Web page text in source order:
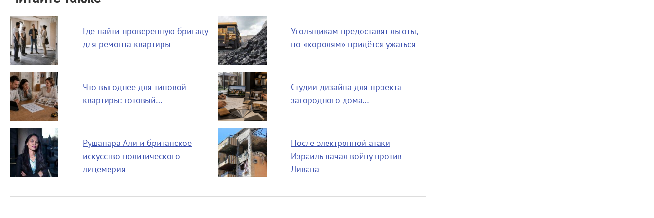
Где найти проверенную бригаду
для ремонта квартиры
Угольщикам предоставят льготы,
но «королям» придётся ужаться
Что выгоднее для типовой
квартиры: готовый…
Студии дизайна для проекта
загородного дома…
Рушанара Али и британское
искусство политического
лицемерия
После электронной атаки
Израиль начал войну против
Ливана